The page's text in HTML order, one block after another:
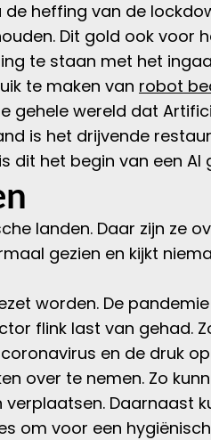
heffing van de
Dit gold ook voor
te staan met het
te maken van robot
gehele wereld dat
is het drijvende
dit het begin van een
landen. Daar zijn ze
gezien en kijkt
worden. De
flink last van gehad.
en de druk
over te nemen. Zo
Daarnaast
om voor een